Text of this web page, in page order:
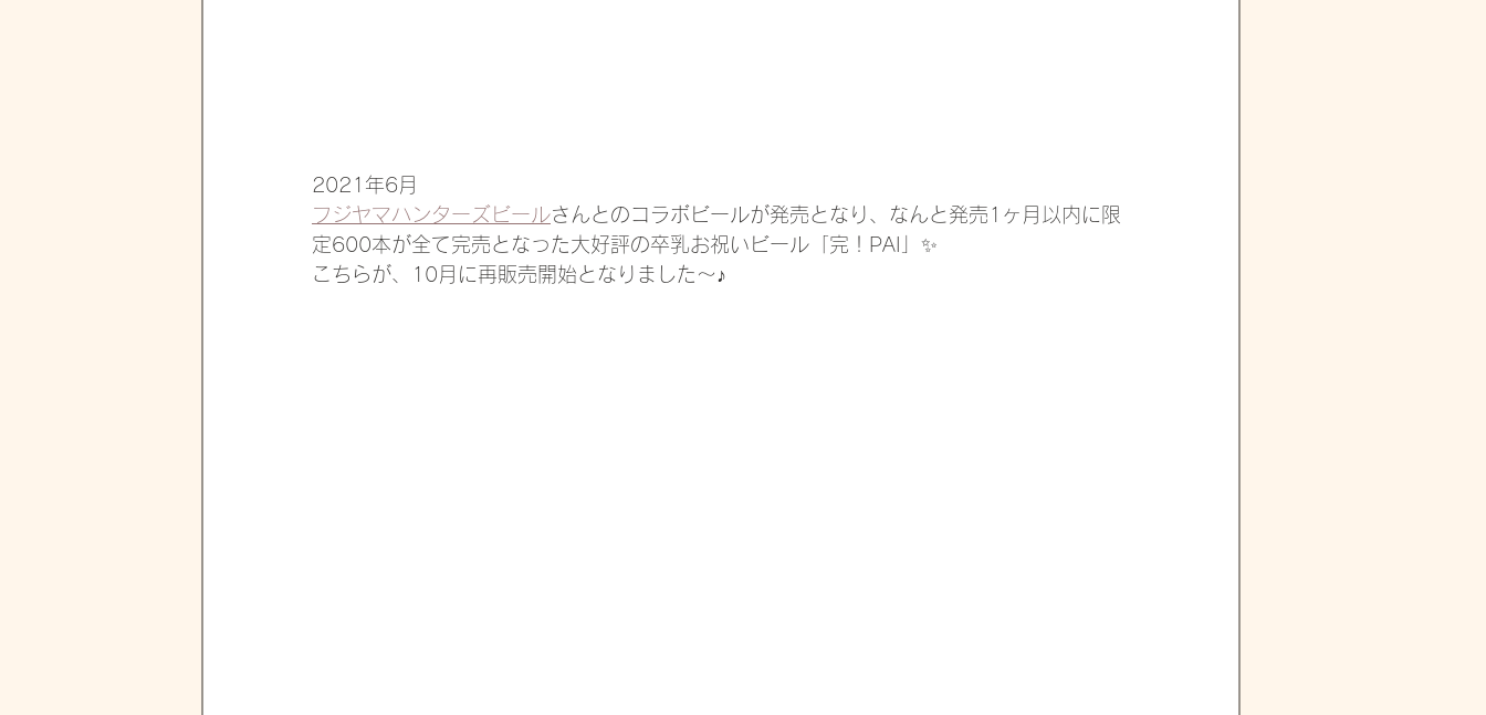
2021年6月
フジヤマハンターズビールさんとのコラボビールが発売となり、なんと発売1ヶ月以内に限
定600本が全て完売となった大好評の卒乳お祝いビール「完！PAI」✨
こちらが、10月に再販売開始となりました～♪